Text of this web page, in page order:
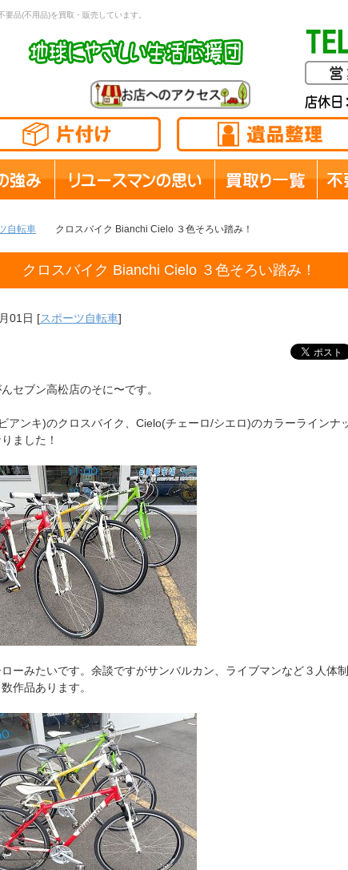
品(不用品)を買取・販売しています。
自転車 クロスバイク Bianchi Cielo ３色そろい踏み！
クロスバイク Bianchi Cielo ３色そろい踏み！
01日 [スポーツ自転車]
セブン高松店のそに〜です。
アンキ)のクロスバイク、Cielo(チェーロ/シエロ)のカラーラインナ
ました！
ーみたいです。余談ですがサンバルカン、ライブマンなど３人体
作品あります。